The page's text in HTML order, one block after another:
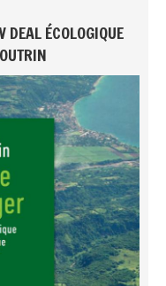
ÉCOLOGIQUE